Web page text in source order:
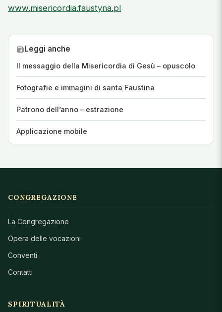
www.misericordia.faustyna.pl
Leggi anche
Il messaggio della Misericordia di Gesù – opuscolo
Fotografie e immagini di santa Faustina
Patrono dell’anno – estrazione
Applicazione mobile
CONGREGAZIONE
La Congregazione
Opera delle vocazioni
Conventi
Contatti
SPIRITUALITÀ